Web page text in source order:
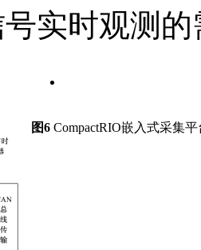
实时观测的
图6 CompactRIO嵌入式采集